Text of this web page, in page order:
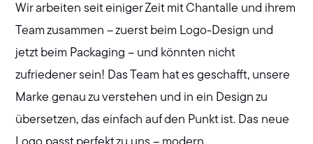
Wir arbeiten seit einiger Zeit mit Chantalle und ihrem
Team zusammen – zuerst beim Logo-Design und
jetzt beim Packaging – und könnten nicht
zufriedener sein! Das Team hat es geschafft, unsere
Marke genau zu verstehen und in ein Design zu
übersetzen, das einfach auf den Punkt ist. Das neue